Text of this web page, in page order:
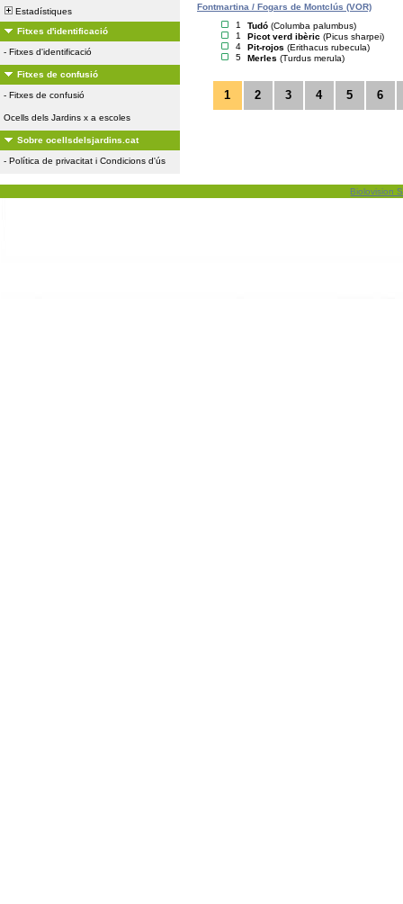
Estadístiques
Fitxes d'identificació
- Fitxes d'identificació
Fitxes de confusió
- Fitxes de confusió
Ocells dels Jardins x a escoles
Sobre ocellsdelsjardins.cat
- Política de privacitat i Condicions d'ús
Fontmartina / Fogars de Montclús (VOR)
1
Tudó (Columba palumbus)
1
Picot verd ibèric (Picus sharpei)
4
Pit-rojos (Erithacus rubecula)
5
Merles (Turdus merula)
1 2 3 4 5 6
Biolovision